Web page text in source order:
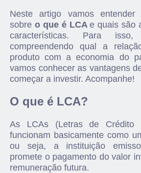
Neste artigo vamos
sobre o que é LCAe quais são
características. Para
compreendendo qual a
produto com a economia do
vamos conhecer as vantagens
começar a investir. Acompanhe!
O que é LCA?
As LCAs (Letras de Crédito
funcionam basicamente como
ou seja, a instituição
promete o pagamento do valor
remuneração futura.